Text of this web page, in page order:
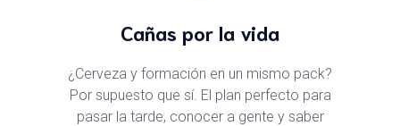
Cañas por la vida
¿Cerveza y formación en un mismo pack?
Por supuesto que sí. El plan perfecto para
pasar la tarde, conocer a gente y saber